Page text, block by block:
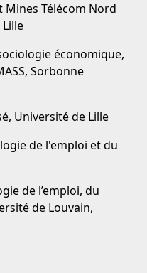
Mines Télécom Nord
Lille
économique,
Sorbonne
Université de Lille
de l'emploi et du
de l’emploi, du
de Louvain,